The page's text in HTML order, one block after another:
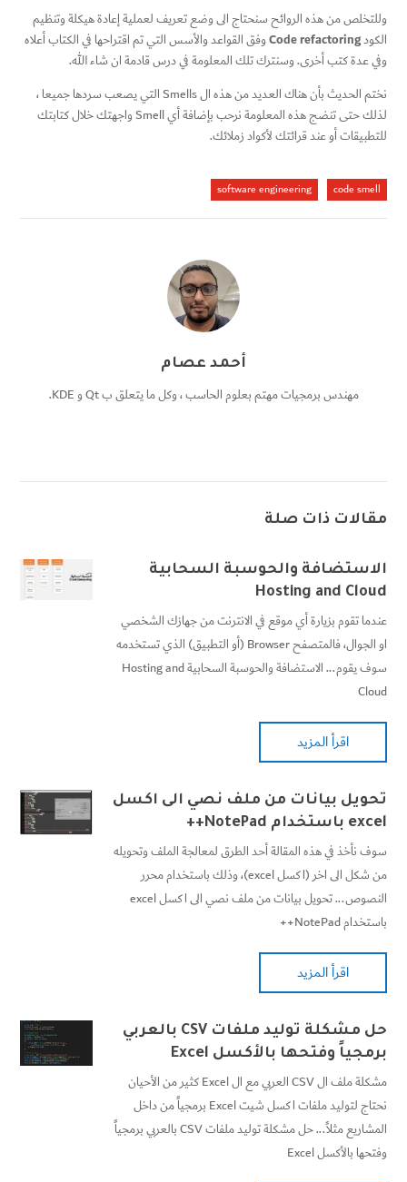
وللتخلص من هذه الروائح سنحتاج الى وضع تعريف لعملية إعادة هيكلة وتنظيم
الكودCode refactoringوفق القواعد والأسس التي تم اقتراحها في الكتاب أعلاه
وفي عدة كتب أخرى. وسنترك تلك المعلومة في درس قادمة ان شاء الله.
نختم الحديث بأن هناك العديد من هذه ال Smells التي يصعب سردها جميعا ،
لذلك حتى تنضج هذه المعلومة نرحب بإضافة أي Smell واجهتك خلال كتابتك
للتطبيقات أو عند قرائتك لأكواد زملائك.
code smell
software engineering
أحمد عصام
مهندس برمجيات مهتم بعلوم الحاسب ، وكل ما يتعلق ب Qt و KDE.
مقالات ذات صلة
الاستضافة والحوسبة السحابية
Hosting and Cloud
عندما تقوم بزيارة أي موقع في الانترنت من جهازك الشخصي
او الجوال، فالمتصفح Browser (أو التطبيق) الذي تستخدمه
سوف يقوم... الاستضافة والحوسبة السحابية Hosting and
Cloud
اقرأ المزيد
تحويل بيانات من ملف نصي الى اكسل
excel باستخدام NotePad++
سوف نأخذ في هذه المقالة أحد الطرق لمعالجة الملف وتحويله
من شكل الى اخر (اكسل excel)، وذلك باستخدام محرر
النصوص... تحويل بيانات من ملف نصي الى اكسل excel
باستخدام NotePad++
اقرأ المزيد
حل مشكلة توليد ملفات CSV بالعربي
برمجياً وفتحها بالأكسل Excel
مشكلة ملف ال CSV العربي مع ال Excel كثير من الأحيان
نحتاج لتوليد ملفات اكسل شيت Excel برمجياً من داخل
المشاريع مثلاً... حل مشكلة توليد ملفات CSV بالعربي برمجياً
وفتحها بالأكسل Excel